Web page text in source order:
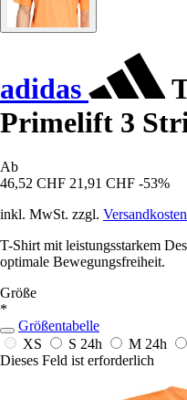
adidas
Primelift 3
Ab
46,52 CHF 21,91 CHF -53%
inkl. MwSt. zzgl. Versandkosten
T-Shirt mit leistungsstarkem
optimale Bewegungsfreiheit.
Größe
*
Größentabelle
XS
S 24h M 24h
Dieses Feld ist erforderlich